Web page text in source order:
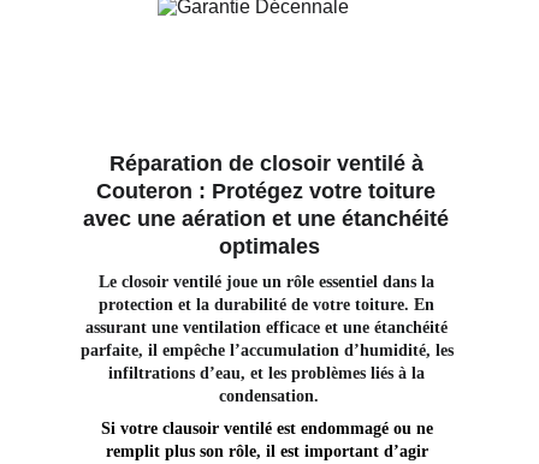
Réparation de closoir ventilé à
Couteron : Protégez votre toiture
avec une aération et une étanchéité
optimales
Le closoir ventilé joue un rôle essentiel dans la
protection et la durabilité de votre toiture. En
assurant une ventilation efficace et une étanchéité
parfaite, il empêche l’accumulation d’humidité, les
infiltrations d’eau, et les problèmes liés à la
condensation.
Si votre clausoir ventilé est endommagé ou ne
remplit plus son rôle, il est important d’agir